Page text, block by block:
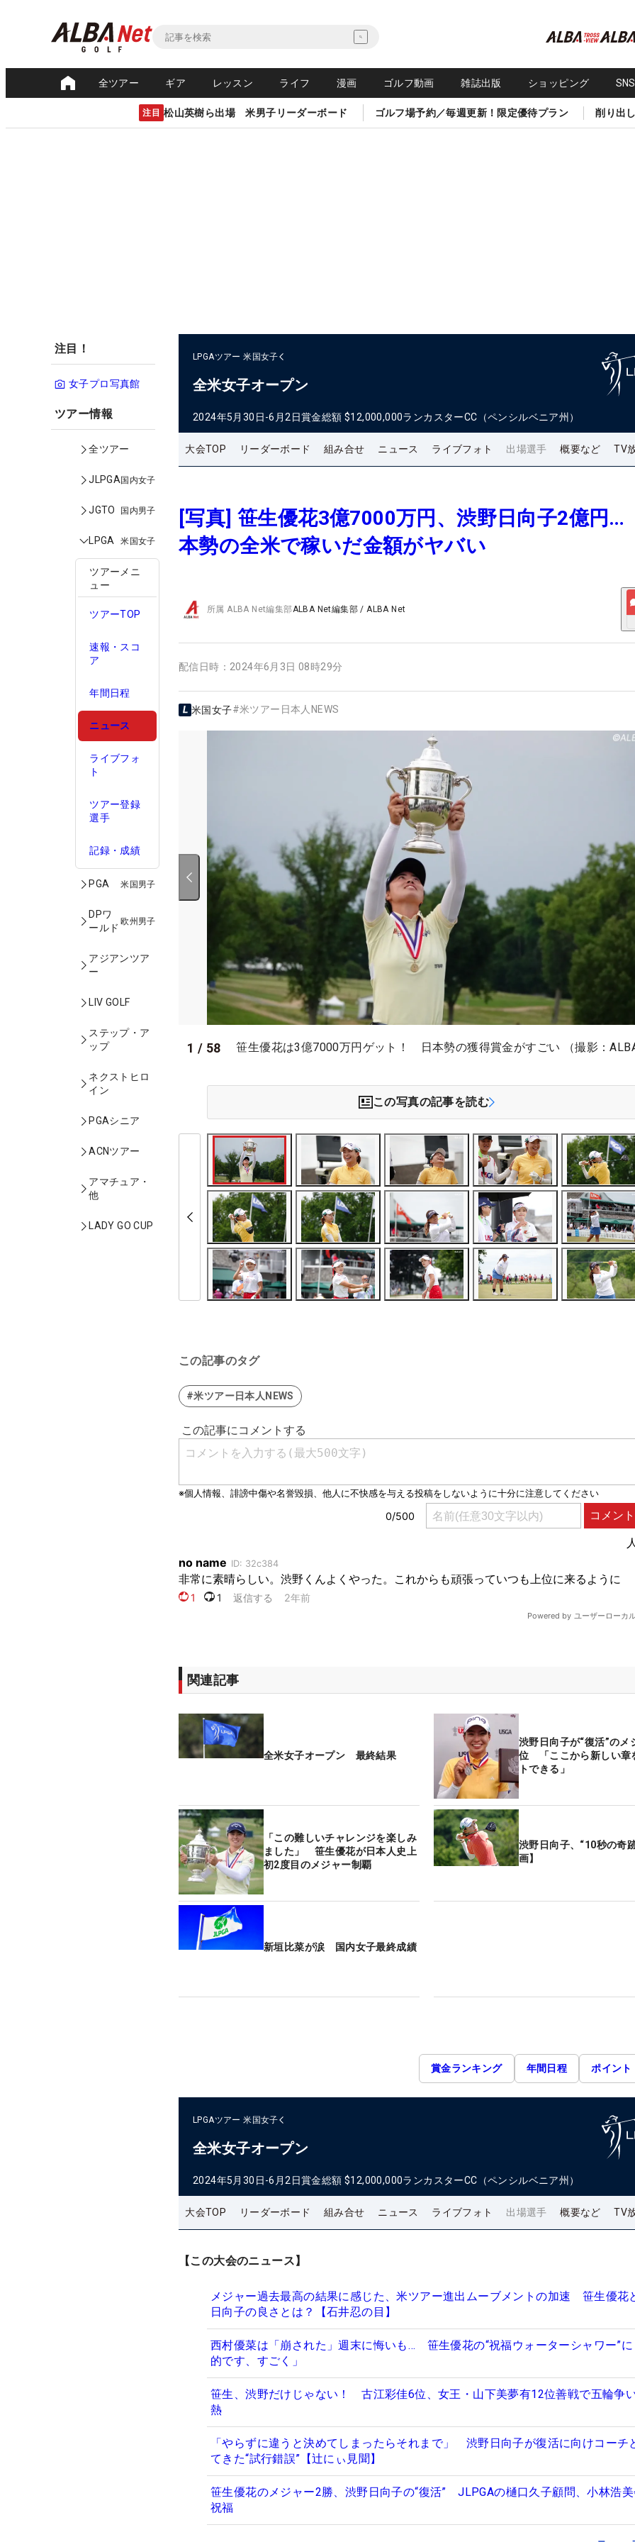
全ツアー ギア レッスン ライフ 漫画 ゴルフ動画 雑誌出版 ショッピング
注目 松山英樹ら出場 米男子リーダーボード ゴルフ場予約／毎週更新！限定優待プラン 削り出
注目！
女子プロ写真館
ツアー情報
全ツアー
JLPGA国内女子
JGTO 国内男子
LPGA 米国女子
ツアーメニ
ュー
ツアーTOP
速報・スコ
ア
年間日程
ニュース
ライブフォ
ト
ツアー登録
選手
記録・成績
PGA 米国男子
DPワ
ールド
欧州男子
アジアンツア
ー
LIV GOLF
ステップ・ア
ップ
ネクストヒロ
イン
PGAシニア
ACNツアー
アマチュア・
他
LADY GO CUP
LPGAツアー 米国女子
全米女子オープン
2024年5月30日-6月2日賞金総額 $12,000,000ランカスターCC（ペンシルベニア州）
大会TOP リーダーボード 組み合せ ニュース ライブフォト 出場選手 概要など TV
[写真] 笹生優花3億7000万円、渋野日向子2億円
本勢の全米で稼いだ金額がヤバい
所属ALBA Net編集部ALBA Net編集部 /ALBA Net
配信日時： 2024年6月3日 08時29分
米国女子#米ツアー日本人NEWS
1 / 58 笹生優花は3億7000万円ゲット！ 日本勢の獲得賞金がすごい （撮影：
この写真の記事を読む
この記事のタグ
#米ツアー日本人NEWS
関連記事
全米女子オープン 最終結果
渋野日向子が“復活”のメ
位 「ここから新しい章
トできる」
「この難しいチャレンジを楽しみ
ました」 笹生優花が日本人史上
初2度目のメジャー制覇
渋野日向子、“10秒の奇
画】
新垣比菜が涙 国内女子最終成績
賞金ランキング 年間日程 ポイント
LPGAツアー 米国女子
全米女子オープン
2024年5月30日-6月2日賞金総額 $12,000,000ランカスターCC（ペンシルベニア州）
大会TOP リーダーボード 組み合せ ニュース ライブフォト 出場選手 概要など TV
【この大会のニュース】
メジャー過去最高の結果に感じた、米ツアー進出ムーブメントの加速 笹生優花
日向子の良さとは？【石井忍の目】
西村優菜は「崩された」週末に悔いも… 笹生優花の“祝福ウォーターシャワー”
的です、すごく」
笹生、渋野だけじゃない！ 古江彩佳6位、女王・山下美夢有12位善戦で五輪争
熱
「やらずに違うと決めてしまったらそれまで」 渋野日向子が復活に向けコーチ
てきた“試行錯誤”【辻にぃ見聞】
笹生優花のメジャー2勝、渋野日向子の“復活” JLPGAの樋口久子顧問、小林浩
祝福